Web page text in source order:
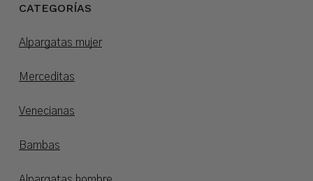
CATEGORÍAS
Alpargatas mujer
Merceditas
Venecianas
Bambas